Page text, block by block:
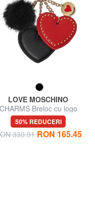
LOVE MOSCHINO
CHARMS Breloc cu logo
metalic
50% REDUCERI
330.91 RON 165.45